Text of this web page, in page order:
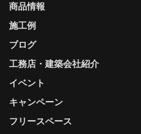
商品情報
施工例
ブログ
工務店・建築会社紹介
イベント
キャンペーン
フリースペース